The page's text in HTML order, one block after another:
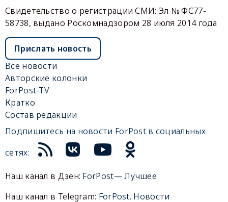
Свидетельство о регистрации СМИ: Эл № ФС77-
58738, выдано Роскомнадзором 28 июля 2014 года
Прислать новость
Все новости
Авторские колонки
ForPost-TV
Кратко
Состав редакции
Подпишитесь на новости ForPost в социальных
сетях:
Наш канал в Дзен: ForPost— Лучшее
Наш канал в Telegram: ForPost. Новости